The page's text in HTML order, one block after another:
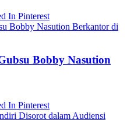
In Pinterest
Bobby Nasution
In Pinterest